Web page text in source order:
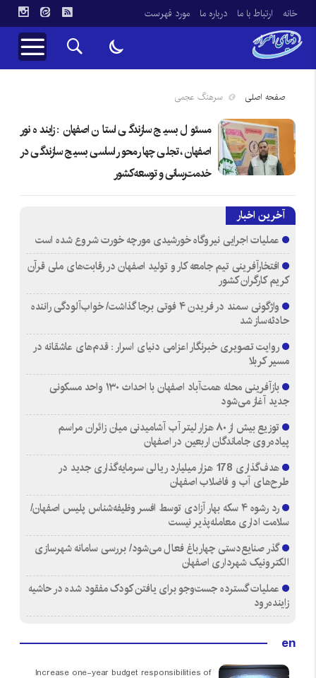
خانه ارتباط با ما درباره ما مورد فهرست
صفحه اصلی سرهنگ عجمی
مسئول بسیج سازندگی استان اصفهان: زاینده نور
اصفهان، تجلی چهار محور اساسی بسیج سازندگی در
خدمت‌رسانی و توسعه کشور
آخرین اخبار
عملیات اجرایی نیروگاه خورشیدی مورچه خورت شروع شده است
افتخارآفرینی تیم جامعه کار و تولید اصفهان در رقابت‌های ملی قرآن
کریم کارگران کشور
واژگونی سمند در فریدن ۴ فوتی برجا گذاشت/ خواب‌آلودگی راننده
حادثه‌ساز شد
روایت تصویری خبرنگار اعزامی دنیای اسرار : قدم‌های عاشقانه در
مسیر کربلا
بازآفرینی محله همت‌آباد اصفهان با احداث ۱۳۰ واحد مسکونی
جدید آغاز می‌شود
توزیع بیش از ۸۰ هزار لیتر آب آشامیدنی میان زائران مراسم
پیاده‌روی جاماندگان اربعین در اصفهان
هدف‌گذاری 178 هزار میلیارد ریالی سرمایه‌گذاری جدید در
طرح‌های آب و فاضلاب اصفهان
رد رشوه ۴ سکه بهار آزادی توسط افسر وظیفه‌شناس پلیس اصفهان/
سلامت اداری معامله‌پذیر نیست
گذر صنایع‌دستی چهارباغ فعال می‌شود/ بررسی سامانه شهرسازی
الکترونیک شهرداری اصفهان
عملیات گسترده جست‌وجو برای یافتن کودک مفقود شده در حاشیه
زاینده‌رود
en
Increase one-year budget responsibilities of